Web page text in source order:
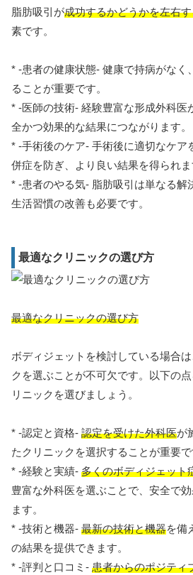
脂肪吸引が成功するかどうかを左右
素です。
* -患者の健康状態- 健康で持病がなく
ることが重要です。
* -医師の技術- 経験豊富な形成外科医
全かつ効果的な結果につながります。
* -手術後のケア- 手術後に適切なケア
併症を防ぎ、より良い結果を得られま
* -患者のやる気- 脂肪吸引は単なる解
生活習慣の改善も必要です。
最適なクリニックの選び方
最適なクリニックの選び方
ボディジェットを検討している場合
クを選ぶことが不可欠です。以下の
リニックを選びましょう。
* -認定と資格- 認定を受けた外科医が
たクリニックを選択することが重要で
* -経験と実績- 多くのボディジェット
豊富な外科医を選ぶことで、安全で
ます。
* -技術と機器- 最新の技術と機器を備
の結果を提供できます。
* -評判と口コミ- 患者からのポジティ